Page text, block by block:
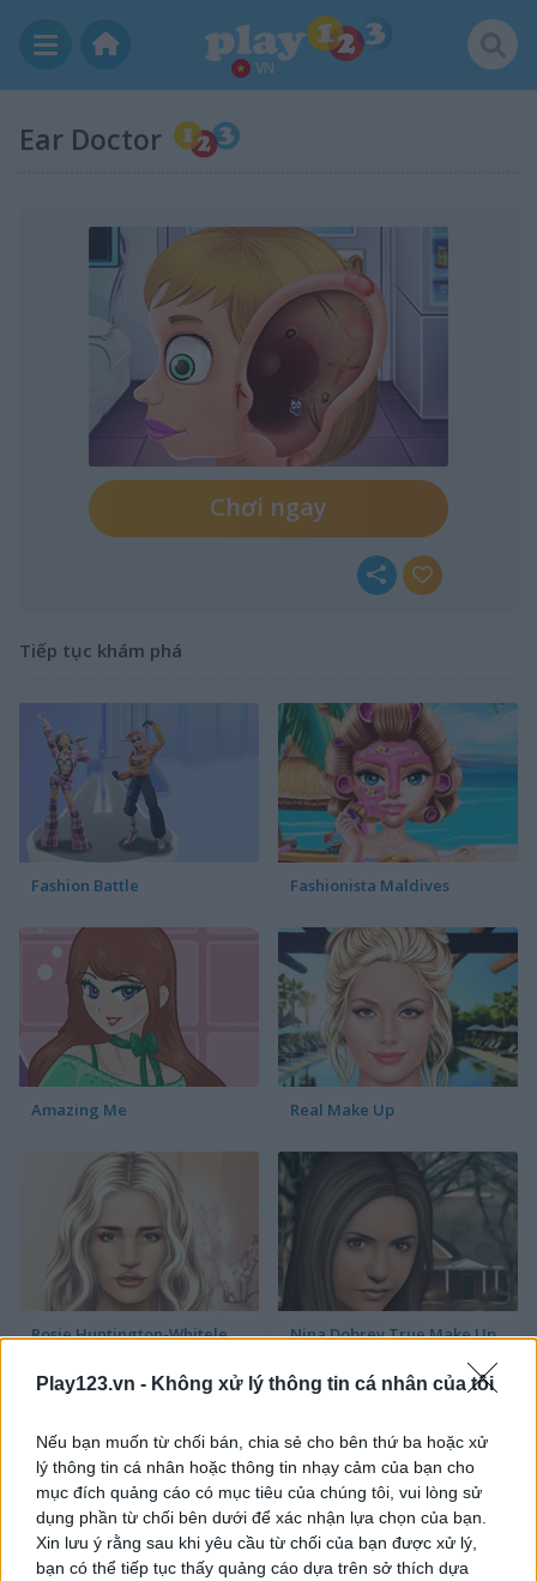
Play123.vn - Không xử lý thông tin cá nhân của tôi
Nếu bạn muốn từ chối bán, chia sẻ cho bên thứ ba hoặc xử
lý thông tin cá nhân hoặc thông tin nhạy cảm của bạn cho
mục đích quảng cáo có mục tiêu của chúng tôi, vui lòng sử
dụng phần từ chối bên dưới để xác nhận lựa chọn của bạn.
Xin lưu ý rằng sau khi yêu cầu từ chối của bạn được xử lý,
bạn có thể tiếp tục thấy quảng cáo dựa trên sở thích dựa
VN
Ear Doctor
Chơi ngay
Tiếp tục khám phá
Fashion Battle Fashionista Maldives
Amazing Me Real Make Up
Rosie Huntington-Whiteley True Make Up Nina Dobrev True Make Up